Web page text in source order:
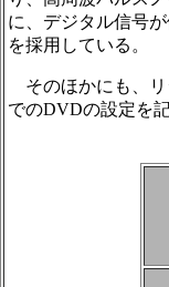
に、デジタル信号
を採用している。
そのほかにも、リ
でのDVDの設定を